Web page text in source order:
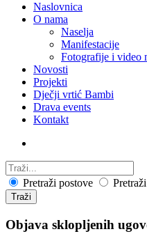
Naslovnica
O nama
Naselja
Manifestacije
Fotografije i video
Novosti
Projekti
Dječji vrtić Bambi
Drava events
Kontakt
Pretraži postove
Traži
Objava sklopljenih